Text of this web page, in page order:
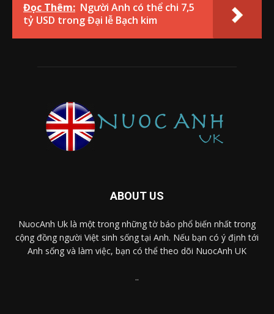
Đọc Thêm: Người Anh có thể chi 7,5
tỷ USD trong Đại lễ Bạch kim
ABOUT US
NuocAnh Uk là một trong những tờ báo phổ biến nhất trong
cộng đồng người Việt sinh sống tại Anh. Nếu bạn có ý định tới
Anh sống và làm việc, bạn có thể theo dõi NuocAnh UK
..